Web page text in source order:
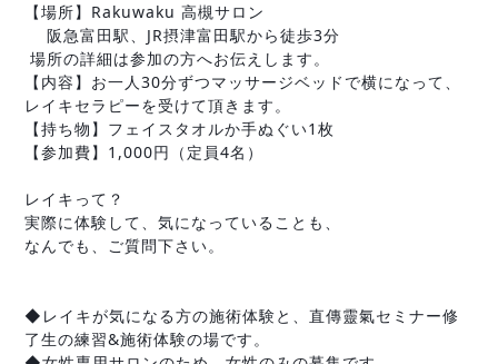
【場所】Rakuwaku 高槻サロン
阪急富田駅、JR摂津富田駅から徒歩3分
場所の詳細は参加の方へお伝えします。
【内容】お一人30分ずつマッサージベッドで横になって、
レイキセラピーを受けて頂きます。
【持ち物】フェイスタオルか手ぬぐい1枚
【参加費】1,000円（定員4名）
レイキって？
実際に体験して、気になっていることも、
なんでも、ご質問下さい。
◆レイキが気になる方の施術体験と、直傳靈氣セミナー修
了生の練習&施術体験の場です。